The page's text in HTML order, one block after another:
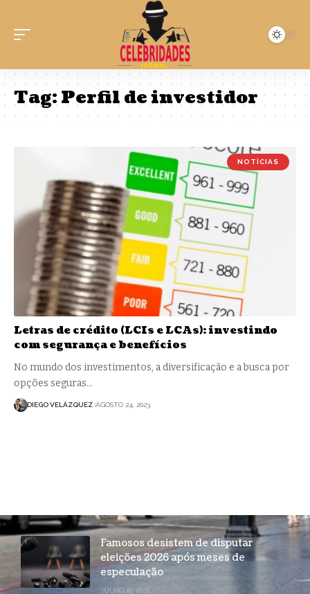
Tag:Perfil de investidor
NOTÍCIAS
Letras de crédito (LCIs e LCAs): investindo
com segurança e benefícios
No mundo dos investimentos, a diversificação e a busca por
opções seguras…
DIEGO VELÁZQUEZ AGOSTO 24, 2023
Famosos desistem de disputar
eleições 2026 após meses de
especulação
JULHO 16, 2026